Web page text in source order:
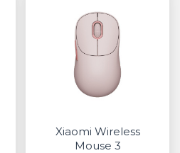
Xiaomi Wireless
Mouse 3